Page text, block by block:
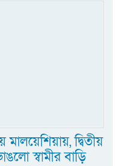
মালয়েশিয়ায়, দ্বিতীয়
স্বামীর বাড়ি